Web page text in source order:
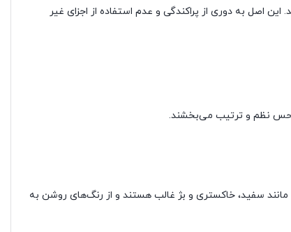
اصل به دوری از پراکندگی و عدم استفاده از اجزای غیر
حس نظم و ترتیب می‌بخشند.
سفید، خاکستری و بژ غالب هستند و از رنگ‌های روشن به